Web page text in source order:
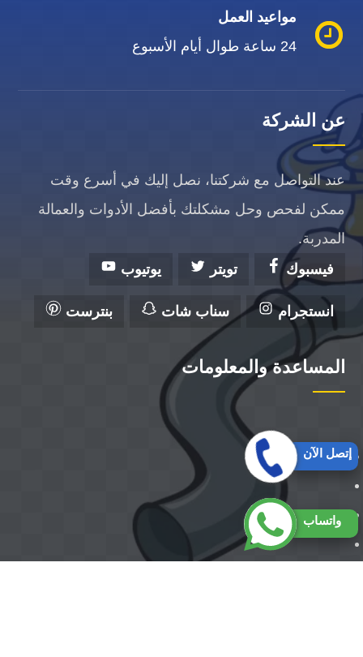
مواعيد العمل
24 ساعة طوال أيام الأسبوع
عن الشركة
عند التواصل مع شركتنا، نصل إليك في أسرع وقت
ممكن لفحص وحل مشكلتك بأفضل الأدوات والعمالة
المدربة.
فيسبوك
تويتر يوتيوب
انستجرام سناب شات بنترست
المساعدة والمعلومات
واتساب
إتصل الآن